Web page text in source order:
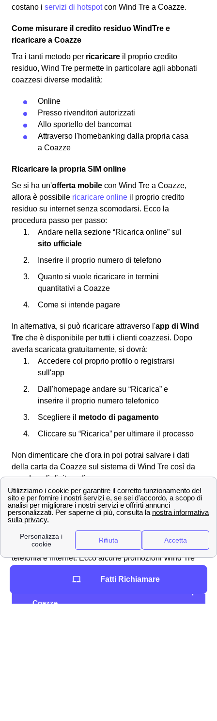
costano i servizi di hotspotcon Wind Tre a Coazze.
Come misurare il credito residuo WindTre e
ricaricare a Coazze
Tra i tanti metodo per ricaricare il proprio credito
residuo, Wind Tre permette in particolare agli abbonati
coazzesi diverse modalità:
Online
Presso rivenditori autorizzati
Allo sportello del bancomat
Attraverso l'homebanking dalla propria casa
a Coazze
Ricaricare la propria SIM online
Se si ha un'offerta mobile con Wind Tre a Coazze,
allora è possibile ricaricare online il proprio credito
residuo su internet senza scomodarsi. Ecco la
procedura passo per passo:
Andare nella sezione “Ricarica online” sul
sito ufficiale
Inserire il proprio numero di telefono
Quanto si vuole ricaricare in termini
quantitativi a Coazze
Come si intende pagare
In alternativa, si può ricaricare attraverso l'app di Wind
Tre che è disponibile per tutti i clienti coazzesi. Dopo
averla scaricata gratuitamente, si dovrà:
Accedere col proprio profilo o registrarsi
sull'app
Dall'homepage andare su “Ricarica” e
inserire il proprio numero telefonico
Scegliere il metodo di pagamento
Cliccare su “Ricarica” per ultimare il processo
Non dimenticare che d'ora in poi potrai salvare i dati
della carta da Coazze sul sistema di Wind Tre così da
non doverli digitare di nuovo.
Scopri le offerte Wind Tre a Coazze e la velocità di
connessione
Offerte Wind Tre nella città di Coazze
Gigante della telefonia e del mobile, Wind Tre propone
per i clienti di Coazze tantissime offerte su misura per
telefonia e internet. Ecco alcune promozioni Wind Tre
Coazze
Fatti Richiamare